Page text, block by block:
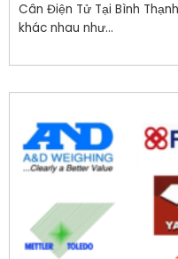
Cân Điện Tử Tại Bình
khác nhau như...